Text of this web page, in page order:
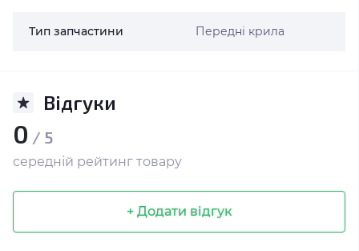
Тип запчастини Передні крила
Відгуки
0 / 5
середній рейтинг товару
+ Додати відгук